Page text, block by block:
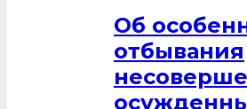
Об
отбывания